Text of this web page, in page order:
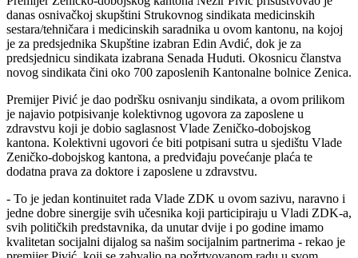
danas osnivačkoj skupštini Strukovnog sindikata medicinskih
sestara/tehničara i medicinskih saradnika u ovom kantonu, na kojoj
je za predsjednika Skupštine izabran Edin Avdić, dok je za
predsjednicu sindikata izabrana Senada Huduti. Okosnicu članstva
novog sindikata čini oko 700 zaposlenih Kantonalne bolnice Zenica.
Premijer Pivić je dao podršku osnivanju sindikata, a ovom prilikom
je najavio potpisivanje kolektivnog ugovora za zaposlene u
zdravstvu koji je dobio saglasnost Vlade Zeničko-dobojskog
kantona. Kolektivni ugovori će biti potpisani sutra u sjedištu Vlade
Zeničko-dobojskog kantona, a predviđaju povećanje plaća te
dodatna prava za doktore i zaposlene u zdravstvu.
- To je jedan kontinuitet rada Vlade ZDK u ovom sazivu, naravno i
jedne dobre sinergije svih učesnika koji participiraju u Vladi ZDK-a,
svih političkih predstavnika, da unutar dvije i po godine imamo
kvalitetan socijalni dijalog sa našim socijalnim partnerima - rekao je